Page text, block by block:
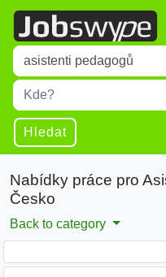
Title
Type 1 or more characters
Místo
Type 1 or more characters
Hledat
Nabídky práce pro
Česko
Back to category